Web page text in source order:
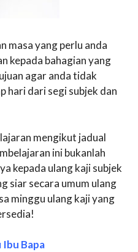
masa yang perlu anda
kepada bahagian yang
agar anda tidak
hari dari segi subjek dan
mengikut jadual
ini bukanlah
kepada ulang kaji subjek
siar secara umum ulang
minggu ulang kaji yang
Ibu Bapa